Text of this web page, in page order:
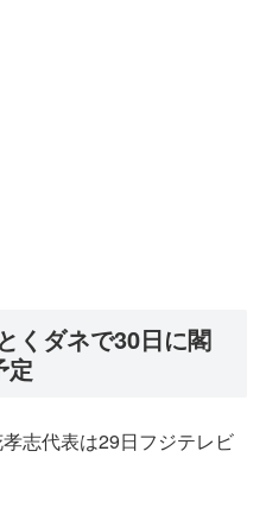
くダネで30日に閣
定
志代表は29日フジテレビ